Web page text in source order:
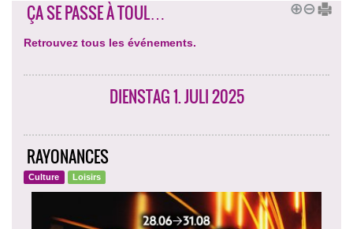
ÇA SE PASSE À TOUL…
Retrouvez tous les événements.
DIENSTAG 1. JULI 2025
RAYONANCES
Culture Loisirs